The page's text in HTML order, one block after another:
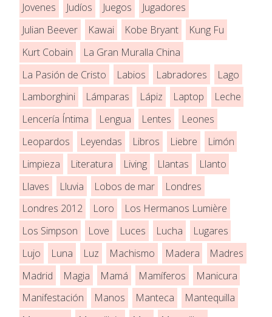
Jovenes
Judíos Juegos
Jugadores
Julian Beever
Kawai Kobe Bryant
Kung Fu
Kurt Cobain
La Gran Muralla China
La Pasión de Cristo
Labios Labradores
Lago
Lamborghini
Lámparas Lápiz Laptop
Leche
Lencería Íntima
Lengua Lentes
Leones
Leopardos
Leyendas Libros Liebre
Limón
Limpieza
Literatura Living Llantas
Llanto
Llaves
Lluvia Lobos de mar
Londres
Londres 2012
Loro
Los Hermanos Lumière
Los Simpson
Love Luces Lucha
Lugares
Lujo
Luna Luz Machismo Madera
Madres
Madrid
Magia Mamá Mamíferos
Manicura
Manifestación
Manos Manteca
Mantequilla